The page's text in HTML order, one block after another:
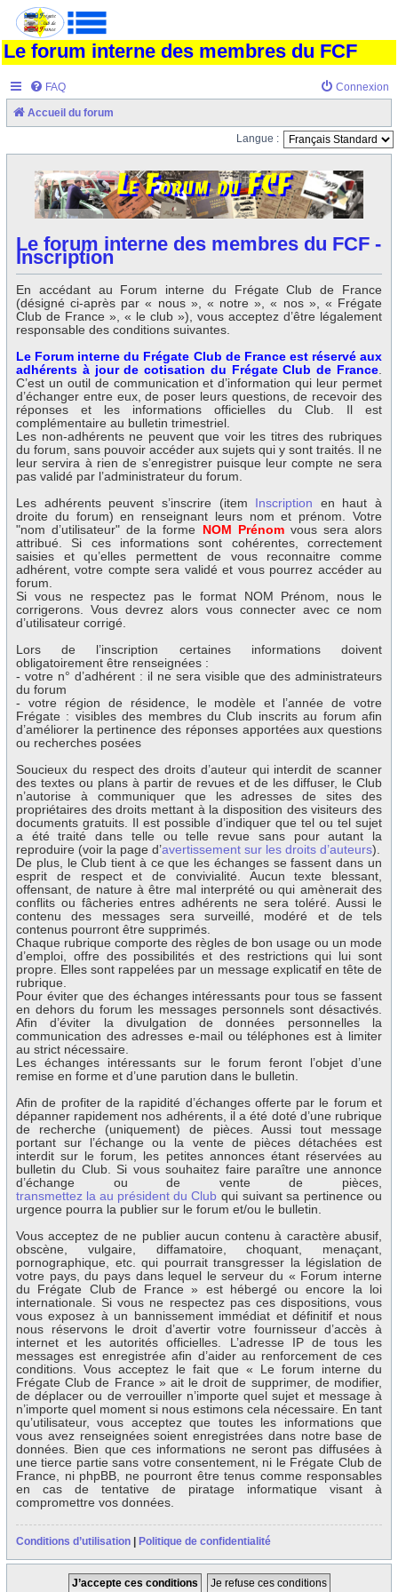
Le forum interne des membres du FCF
FAQ Connexion
Accueil du forum
Langue :
Le forum interne des membres du FCF -
Inscription
En accédant au Forum interne du Frégate Club de France
(désigné ci-après par « nous », « notre », « nos », « Frégate
Club de France », « le club »), vous acceptez d’être légalement
responsable des conditions suivantes.
Le Forum interne du Frégate Club de France est réservé aux
adhérents à jour de cotisation du Frégate Club de France
C’est un outil de communication et d’information qui leur permet
d’échanger entre eux, de poser leurs questions, de recevoir des
réponses et les informations officielles du Club. Il est
complémentaire au bulletin trimestriel.
Les non-adhérents ne peuvent que voir les titres des rubriques
du forum, sans pouvoir accéder aux sujets qui y sont traités. Il ne
leur servira à rien de s’enregistrer puisque leur compte ne sera
pas validé par l’administrateur du forum.
Les adhérents peuvent s’inscrire (item Inscription en haut à
droite du forum) en renseignant leurs nom et prénom. Votre
"nom d’utilisateur" de la forme NOM Prénomvous sera alors
attribué. Si ces informations sont cohérentes, correctement
saisies et qu’elles permettent de vous reconnaitre comme
adhérent, votre compte sera validé et vous pourrez accéder au
forum.
Si vous ne respectez pas le format NOM Prénom, nous le
corrigerons. Vous devrez alors vous connecter avec ce nom
d’utilisateur corrigé.
Lors de l’inscription certaines informations doivent
obligatoirement être renseignées :
- votre n° d’adhérent : il ne sera visible que des administrateurs
du forum
- votre région de résidence, le modèle et l’année de votre
Frégate : visibles des membres du Club inscrits au forum afin
d’améliorer la pertinence des réponses apportées aux questions
ou recherches posées
Soucieux du respect des droits d’auteur qui interdit de scanner
des textes ou plans à partir de revues et de les diffuser, le Club
n’autorise à communiquer que les adresses de sites des
propriétaires des droits mettant à la disposition des visiteurs des
documents gratuits. Il est possible d’indiquer que tel ou tel sujet
a été traité dans telle ou telle revue sans pour autant la
reproduire (voir la page d’avertissement sur les droits d’auteurs).
De plus, le Club tient à ce que les échanges se fassent dans un
esprit de respect et de convivialité. Aucun texte blessant,
offensant, de nature à être mal interprété ou qui amènerait des
conflits ou fâcheries entres adhérents ne sera toléré. Aussi le
contenu des messages sera surveillé, modéré et de tels
contenus pourront être supprimés.
Chaque rubrique comporte des règles de bon usage ou un mode
d’emploi, offre des possibilités et des restrictions qui lui sont
propre. Elles sont rappelées par un message explicatif en tête de
rubrique.
Pour éviter que des échanges intéressants pour tous se fassent
en dehors du forum les messages personnels sont désactivés.
Afin d’éviter la divulgation de données personnelles la
communication des adresses e-mail ou téléphones est à limiter
au strict nécessaire.
Les échanges intéressants sur le forum feront l’objet d’une
remise en forme et d’une parution dans le bulletin.
Afin de profiter de la rapidité d’échanges offerte par le forum et
dépanner rapidement nos adhérents, il a été doté d’une rubrique
de recherche (uniquement) de pièces. Aussi tout message
portant sur l’échange ou la vente de pièces détachées est
interdit sur le forum, les petites annonces étant réservées au
bulletin du Club. Si vous souhaitez faire paraître une annonce
d’échange ou de vente de pièces,
transmettez la au président du Club qui suivant sa pertinence ou
urgence pourra la publier sur le forum et/ou le bulletin.
Vous acceptez de ne publier aucun contenu à caractère abusif,
obscène, vulgaire, diffamatoire, choquant, menaçant,
pornographique, etc. qui pourrait transgresser la législation de
votre pays, du pays dans lequel le serveur du « Forum interne
du Frégate Club de France » est hébergé ou encore la loi
internationale. Si vous ne respectez pas ces dispositions, vous
vous exposez à un bannissement immédiat et définitif et nous
nous réservons le droit d’avertir votre fournisseur d’accès à
internet et les autorités officielles. L’adresse IP de tous les
messages est enregistrée afin d’aider au renforcement de ces
conditions. Vous acceptez le fait que « Le forum interne du
Frégate Club de France » ait le droit de supprimer, de modifier,
de déplacer ou de verrouiller n’importe quel sujet et message à
n’importe quel moment si nous estimons cela nécessaire. En tant
qu’utilisateur, vous acceptez que toutes les informations que
vous avez renseignées soient enregistrées dans notre base de
données. Bien que ces informations ne seront pas diffusées à
une tierce partie sans votre consentement, ni le Frégate Club de
France, ni phpBB, ne pourront être tenus comme responsables
en cas de tentative de piratage informatique visant à
compromettre vos données.
Conditions d’utilisation Politique de confidentialité